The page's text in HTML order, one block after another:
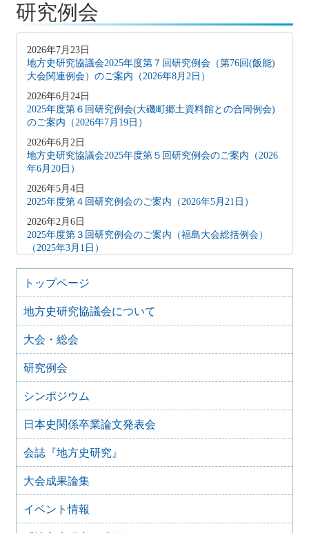
研究例会
2026年7月23日
地方史研究協議会2025年度第７回研究例会（第76回(飯能)
大会関連例会）のご案内（2026年8月2日）
2026年6月24日
2025年度第６回研究例会(大磯町郷土資料館との合同例会)
のご案内（2026年7月19日）
2026年6月2日
地方史研究協議会2025年度第５回研究例会のご案内（2026
年6月20日）
2026年5月4日
2025年度第４回研究例会のご案内（2026年5月21日）
2026年2月6日
2025年度第３回研究例会のご案内（福島大会総括例会）
（2025年3月1日）
2025年12月5日
2025年度第２回研究例会のご案内（伊予史談会との合同例
会）（2026年１月11日）
2025年10月7日
2025年度第１回研究例会のご案内（加能地域史研究会との
合同例会）（2025年11月8日）
2025年9月3日
2024年度第8回研究例会のご案内（2025年9月27日）
2025年6月5日
20日）
2025年6月5日
2024年度第6回研究例会（2025年7月12日）
2025年5月12日
2024年度第5回研究例会（2025年5月30日）
2025年2月27日
トップページ
地方史研究協議会について
大会・総会
研究例会
シンポジウム
日本史関係卒業論文発表会
会誌『地方史研究』
大会成果論集
イベント情報